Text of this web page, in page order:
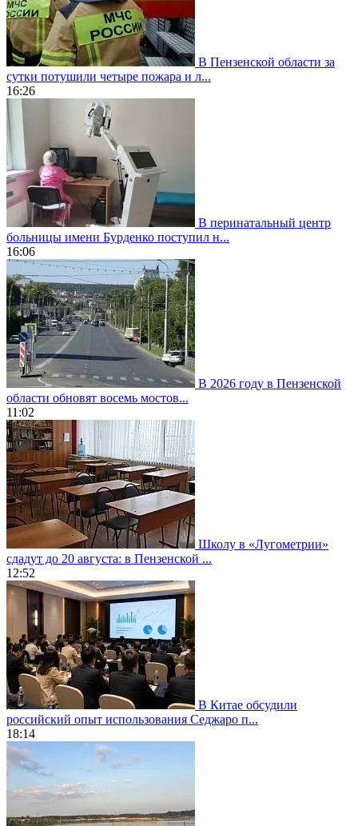
В Пензенской области за
сутки потушили четыре пожара и л...
16:26
В перинатальный центр
больницы имени Бурденко поступил н...
16:06
В 2026 году в Пензенской
области обновят восемь мостов...
11:02
Школу в «Лугометрии»
сдадут до 20 августа: в Пензенской ...
12:52
В Китае обсудили
российский опыт использования Седжаро п...
18:14